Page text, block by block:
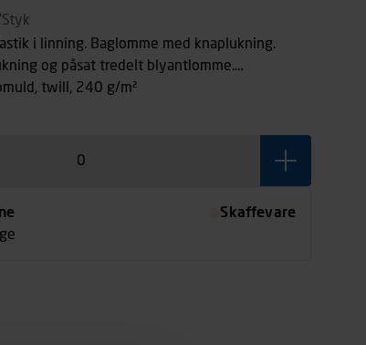
i linning. Baglomme med knaplukning.
og påsat tredelt blyantlomme.
twill, 240 g/m²
Skaffevare